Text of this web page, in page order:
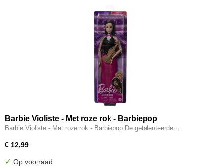
Barbie Violiste - Met roze rok - Barbiepop
Barbie Violiste - Met roze rok - Barbiepop De getalenteerde…
€ 12,99
✓ Op voorraad